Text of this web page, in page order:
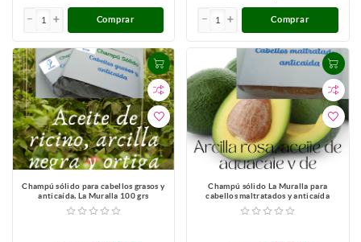
Comprar Comprar
Champú sólido para cabellos grasos y
anticaída, La Muralla 100 grs
Champú sólido La Muralla para
cabellos maltratados y anticaída